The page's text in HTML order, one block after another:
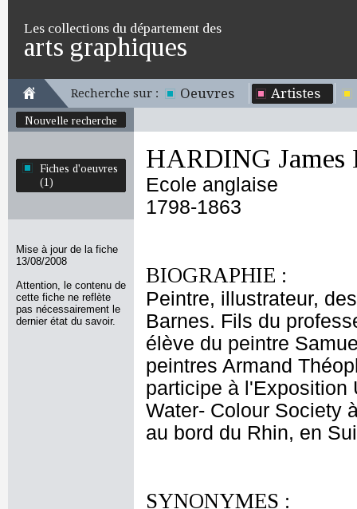
Les collections du département des
arts graphiques
Recherche sur : Oeuvres Artistes
Nouvelle recherche
Fiches d'oeuvres
(1)
Mise à jour de la fiche
13/08/2008
Attention, le contenu de
cette fiche ne reflète
pas nécessairement le
dernier état du savoir.
HARDING James
Ecole anglaise
1798-1863
BIOGRAPHIE :
Peintre, illustrateur,
Barnes. Fils du
élève du peintre
peintres Armand
participe à l'Exposition
Water- Colour Society
au bord du Rhin, en
SYNONYMES :